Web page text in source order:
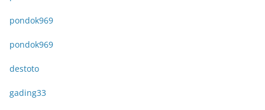
pondok969
pondok969
destoto
gading33